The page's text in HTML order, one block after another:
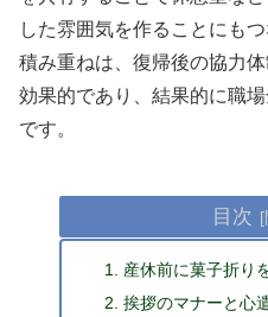
した雰囲気を作ることにも
積み重ねは、復帰後の協力
効果的であり、結果的に職
です。
目次
産休前に菓子折り
挨拶のマナーと心